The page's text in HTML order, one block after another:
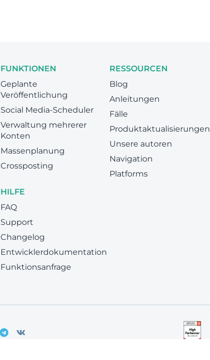
FUNKTIONEN
Geplante
Veröffentlichung
Social Media-Scheduler
Verwaltung mehrerer
Konten
Massenplanung
Crossposting
HILFE
FAQ
Support
Changelog
Entwicklerdokumentation
Funktionsanfrage
RESSOURCEN
Blog
Anleitungen
Fälle
Produktaktualisierungen
Unsere autoren
Navigation
Platforms